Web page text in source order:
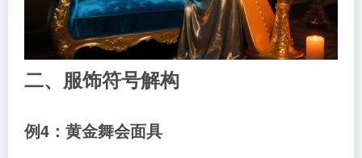
二、服饰符号解构
例4：黄金舞会面具